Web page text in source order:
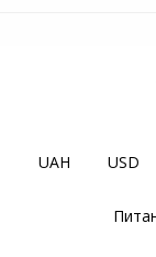
UAH USD